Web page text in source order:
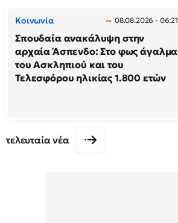
Κοινωνία 08.08.2026 - 06:21
Σπουδαία ανακάλυψη στην
αρχαία Άσπενδο: Στο φως άγαλμα
του Ασκληπιού και του
Τελεσφόρου ηλικίας 1.800 ετών
τελευταία νέα